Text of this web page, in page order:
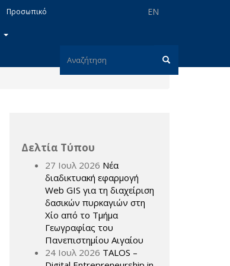
EN
Προσωπικό
Φόρμα
Δελτία Τύπου
27 Ιουλ 2026 Νέα
διαδικτυακή εφαρμογή
Web GIS για τη διαχείριση
δασικών πυρκαγιών στη
Χίο από το Τμήμα
Γεωγραφίας του
Πανεπιστημίου Αιγαίου
24 Ιουλ 2026 TALOS –